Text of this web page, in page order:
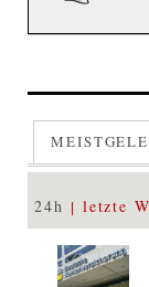
24h letzte